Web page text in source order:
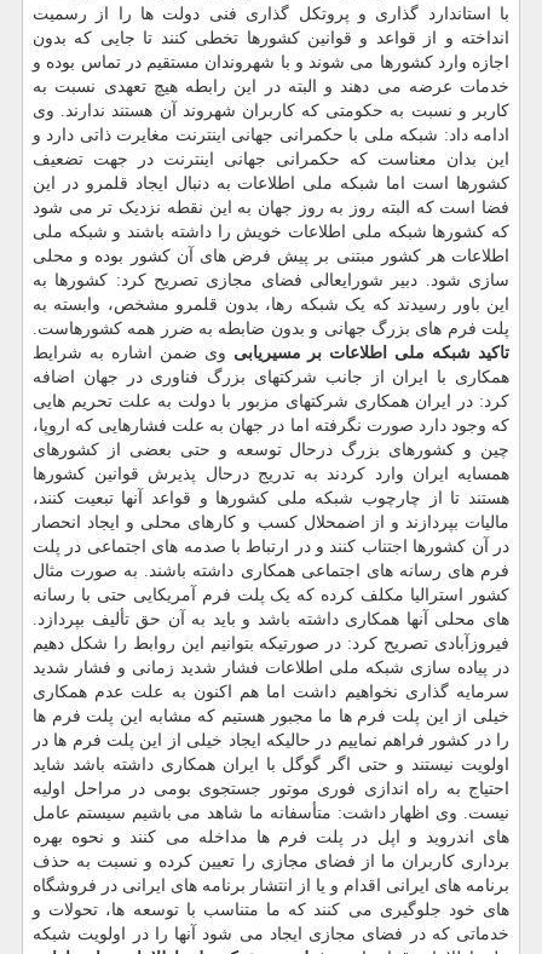
با استاندارد گذاری و پروتکل گذاری فنی دولت ها را از رسمیت
انداخته و از قواعد و قوانین کشورها تخطی کنند تا جایی که بدون
اجازه وارد کشورها می شوند و با شهروندان مستقیم در تماس بوده و
خدمات عرضه می دهند و البته در این رابطه هیچ تعهدی نسبت به
کاربر و نسبت به حکومتی که کاربران شهروند آن هستند ندارند. وی
ادامه داد: شبکه ملی با حکمرانی جهانی اینترنت مغایرت ذاتی دارد و
این بدان معناست که حکمرانی جهانی اینترنت در جهت تضعیف
کشورها است اما شبکه ملی اطلاعات به دنبال ایجاد قلمرو در این
فضا است که البته روز به روز جهان به این نقطه نزدیک تر می شود
که کشورها شبکه ملی اطلاعات خویش را داشته باشند و شبکه ملی
اطلاعات هر کشور مبتنی بر پیش فرض های آن کشور بوده و محلی
سازی شود. دبیر شورایعالی فضای مجازی تصریح کرد: کشورها به
این باور رسیدند که یک شبکه رها، بدون قلمرو مشخص، وابسته به
پلت فرم های بزرگ جهانی و بدون ضابطه به ضرر همه کشورهاست.
تاکید شبکه ملی اطلاعات بر مسیریابی وی ضمن اشاره به شرایط
همکاری با ایران از جانب شرکتهای بزرگ فناوری در جهان اضافه
کرد: در ایران همکاری شرکتهای مزبور با دولت به علت تحریم هایی
که وجود دارد صورت نگرفته اما در جهان به علت فشارهایی که اروپا،
چین و کشورهای بزرگ درحال توسعه و حتی بعضی از کشورهای
همسایه ایران وارد کردند به تدریج درحال پذیرش قوانین کشورها
هستند تا از چارچوب شبکه ملی کشورها و قواعد آنها تبعیت کنند،
مالیات بپردازند و از اضمحلال کسب و کارهای محلی و ایجاد انحصار
در آن کشورها اجتناب کنند و در ارتباط با صدمه های اجتماعی در پلت
فرم های رسانه های اجتماعی همکاری داشته باشند. به صورت مثال
کشور استرالیا مکلف کرده که یک پلت فرم آمریکایی حتی با رسانه
های محلی آنها همکاری داشته باشد و باید به آن حق تألیف بپردازد.
فیروزآبادی تصریح کرد: در صورتیکه بتوانیم این روابط را شکل دهیم
در پیاده سازی شبکه ملی اطلاعات فشار شدید زمانی و فشار شدید
سرمایه گذاری نخواهیم داشت اما هم اکنون به علت عدم همکاری
خیلی از این پلت فرم ها ما مجبور هستیم که مشابه این پلت فرم ها
را در کشور فراهم نماییم در حالیکه ایجاد خیلی از این پلت فرم ها در
اولویت نیستند و حتی اگر گوگل با ایران همکاری داشته باشد شاید
احتیاج به راه اندازی فوری موتور جستجوی بومی در مراحل اولیه
نیست. وی اظهار داشت: متأسفانه ما شاهد می باشیم سیستم عامل
های اندروید و اپل در پلت فرم ها مداخله می کنند و نحوه بهره
برداری کاربران ما از فضای مجازی را تعیین کرده و نسبت به حذف
برنامه های ایرانی اقدام و یا از انتشار برنامه های ایرانی در فروشگاه
های خود جلوگیری می کنند که ما متناسب با توسعه ها، تحولات و
خدماتی که در فضای مجازی ایجاد می شود آنها را در اولویت شبکه